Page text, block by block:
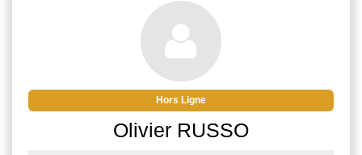
Hors Ligne
Olivier RUSSO